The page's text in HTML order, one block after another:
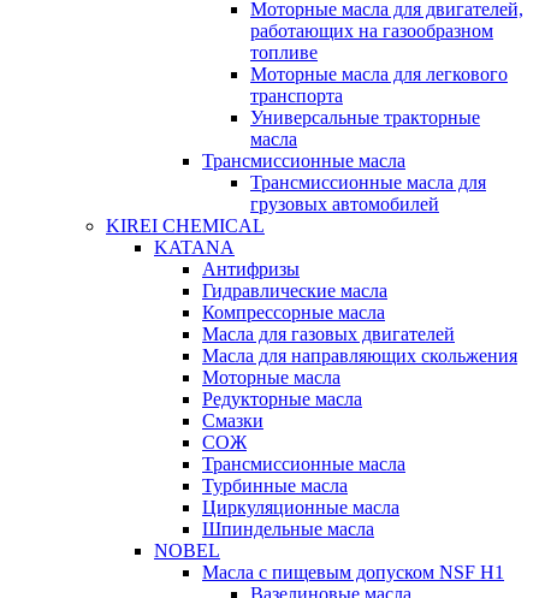
Моторные масла для двигателей,
работающих на газообразном
топливе
Моторные масла для легкового
транспорта
Универсальные тракторные
масла
Трансмиссионные масла
Трансмиссионные масла для
грузовых автомобилей
KIREI CHEMICAL
KATANA
Антифризы
Гидравлические масла
Компрессорные масла
Масла для газовых двигателей
Масла для направляющих скольжения
Моторные масла
Редукторные масла
Смазки
СОЖ
Трансмиссионные масла
Турбинные масла
Циркуляционные масла
Шпиндельные масла
NOBEL
Масла с пищевым допуском NSF H1
Вазелиновые масла